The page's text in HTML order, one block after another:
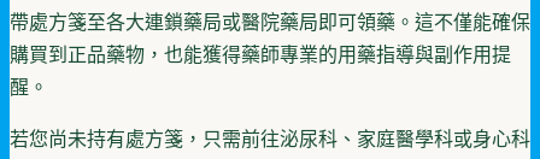
帶處方箋至各大連鎖藥局或醫院藥局即可領藥。這不僅能確保
購買到正品藥物，也能獲得藥師專業的用藥指導與副作用提
醒。
若您尚未持有處方箋，只需前往泌尿科、家庭醫學科或身心科